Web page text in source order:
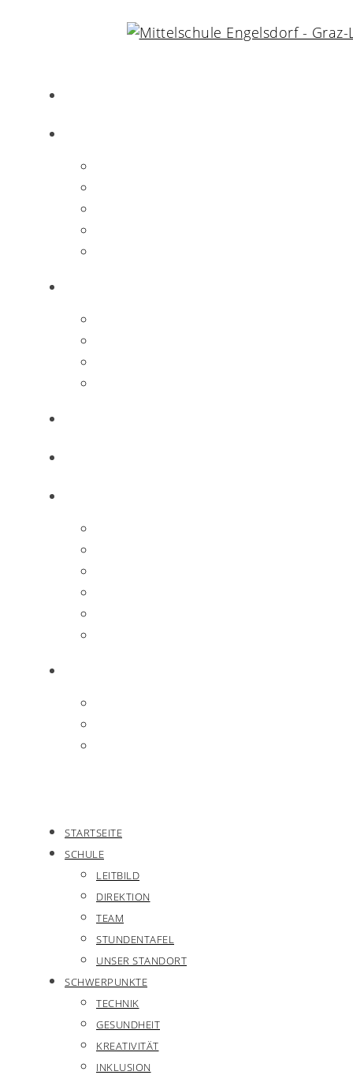
STARTSEITE
SCHULE
LEITBILD
DIREKTION
TEAM
STUNDENTAFEL
UNSER STANDORT
SCHWERPUNKTE
TECHNIK
GESUNDHEIT
KREATIVITÄT
INKLUSION